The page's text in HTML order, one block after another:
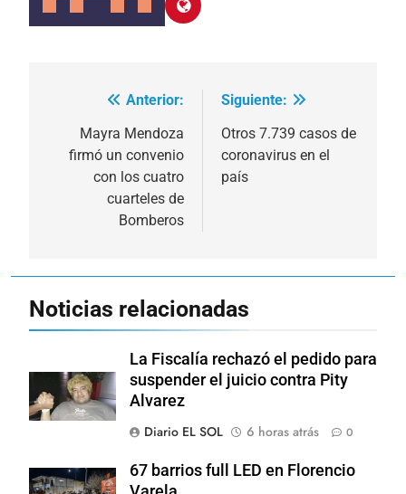
Navegación
entradas
Anterior:
Mayra Mendoza
firmó un convenio
con los cuatro
cuarteles de
Bomberos
Siguiente:
Otros 7.739 casos de
coronavirus en el
país
Noticias relacionadas
La Fiscalía rechazó el pedido para
suspender el juicio contra Pity
Alvarez
Diario EL SOL
6 horas atrás 0
67 barrios full LED en Florencio